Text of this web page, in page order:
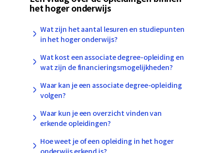
het hoger onderwijs
Wat zijn het aantal lesuren en studiepunten
in het hoger onderwijs?
Wat kost een associate degree-opleiding en
wat zijn de financieringsmogelijkheden?
Waar kan je een associate degree-opleiding
volgen?
Waar kun je een overzicht vinden van
erkende opleidingen?
Hoe weet je of een opleiding in het hoger
onderwijs erkend is?